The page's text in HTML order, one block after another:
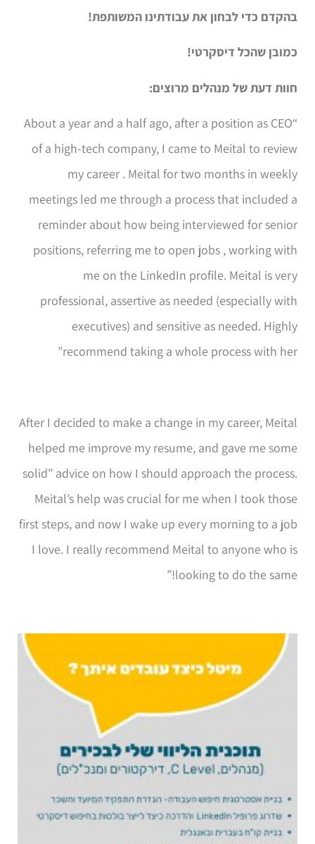
בהקדם כדי לבחון את עבודתינו המשותפת!
כמובן שהכל דיסקרטי!
חוות דעת של מנהלים מרוצים:
“About a year and a half ago, after a position as CEO
of a high-tech company, I came to Meital to review
my career . Meital for two months in weekly
meetings led me through a process that included a
reminder about how being interviewed for senior
positions, referring me to open jobs , working with
me on the LinkedIn profile. Meital is very
professional, assertive as needed (especially with
executives) and sensitive as needed. Highly
recommend taking a whole process with her”
After I decided to make a change in my career, Meital
helped me improve my resume, and gave me some
solid” advice on how I should approach the process.
Meital’s help was crucial for me when I took those
first steps, and now I wake up every morning to a job
I love. I really recommend Meital to anyone who is
looking to do the same!”